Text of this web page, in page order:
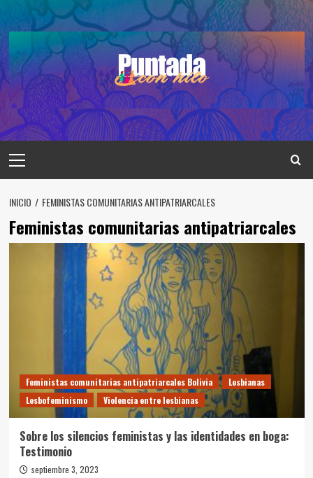
al
contenido
principal
INICIO FEMINISTAS COMUNITARIAS ANTIPATRIARCALES
Feministas comunitarias antipatriarcales
Feministas comunitarias antipatriarcales Bolivia
Lesbianas
Lesbofeminismo
Violencia entre lesbianas
Sobre los silencios feministas y las identidades en boga:
Testimonio
septiembre 3, 2023